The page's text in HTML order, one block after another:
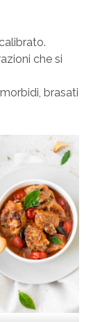
che si
morbidi, brasati